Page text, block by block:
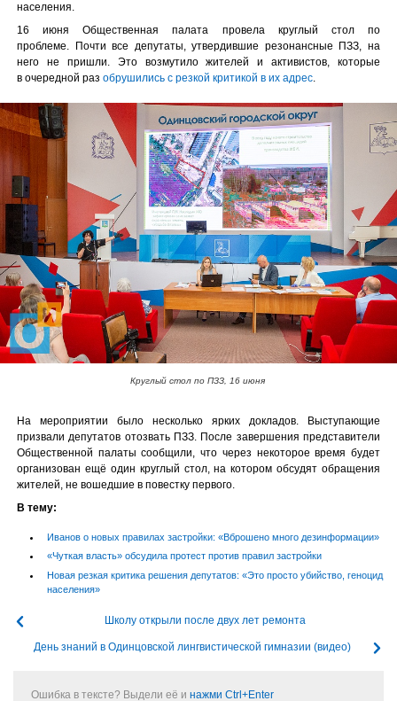
населения.
16 июня Общественная палата провела круглый стол по
проблеме. Почти все депутаты, утвердившие резонансные ПЗЗ, на
него не пришли. Это возмутило жителей и активистов, которые
в очередной раз обрушились с резкой критикой в их адрес.
Круглый стол по ПЗЗ, 16 июня
На мероприятии было несколько ярких докладов. Выступающие
призвали депутатов отозвать ПЗЗ. После завершения представители
Общественной палаты сообщили, что через некоторое время будет
организован ещё один круглый стол, на котором обсудят обращения
жителей, не вошедшие в повестку первого.
В тему:
Иванов о новых правилах застройки: «Вброшено много дезинформации»
«Чуткая власть» обсудила протест против правил застройки
Новая резкая критика решения депутатов: «Это просто убийство, геноцид
населения»
Школу открыли после двух лет ремонта
День знаний в Одинцовской лингвистической гимназии (видео)
Ошибка в тексте? Выдели её и нажми Ctrl+Enter